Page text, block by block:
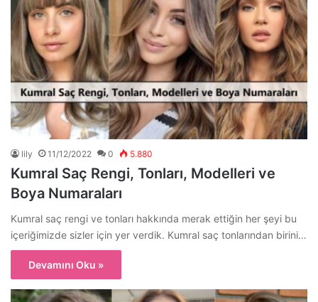
lily 11/12/2022 0 5.880
Kumral Saç Rengi, Tonları, Modelleri ve
Boya Numaraları
Kumral saç rengi ve tonları hakkında merak ettiğin her şeyi bu
içeriğimizde sizler için yer verdik. Kumral saç tonlarından birini…
Devamını Oku »